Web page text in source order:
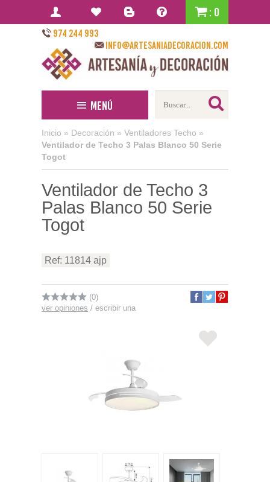
: 0
974 244 993
info@artesaniadecoracion.com
Menú
Inicio » Decoración » Ventiladores Techo »
Ventilador de Techo 3 Palas Blanco 50 Serie
Togot
Ventilador de Techo 3
Palas Blanco 50 Serie
Togot
Ref: 11814 ajp
(0)
ver opiniones / escribir una